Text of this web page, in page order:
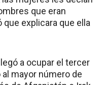
que eran
que explicara que ella
a ocupar el tercer
mayor número de